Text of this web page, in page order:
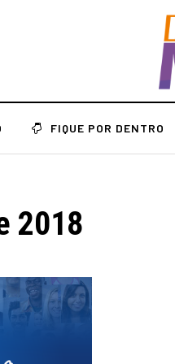
FIQUE POR DENTRO
2018